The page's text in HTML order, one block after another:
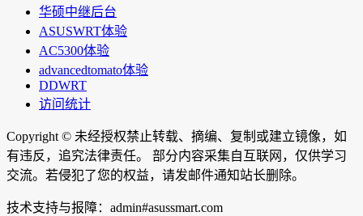
华硕中继后台
ASUSWRT体验
AC5300体验
advancedtomato体验
DDWRT
访问统计
Copyright © 未经授权禁止转载、摘编、复制或建立镜像，如
有违反，追究法律责任。 部分内容采集自互联网，仅供学习
交流。若侵犯了您的权益，请发邮件通知站长删除。
技术支持与报障：admin#asussmart.com